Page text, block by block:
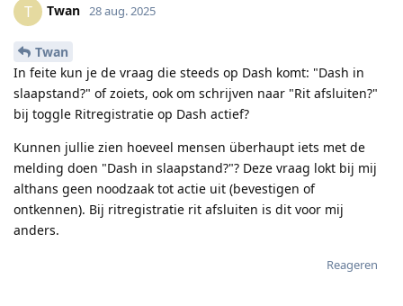
T Twan 28 aug. 2025
Twan
In feite kun je de vraag die steeds op Dash komt: "Dash in
slaapstand?" of zoiets, ook om schrijven naar "Rit afsluiten?"
bij toggle Ritregistratie op Dash actief?
Kunnen jullie zien hoeveel mensen überhaupt iets met de
melding doen "Dash in slaapstand?"? Deze vraag lokt bij mij
althans geen noodzaak tot actie uit (bevestigen of
ontkennen). Bij ritregistratie rit afsluiten is dit voor mij
anders.
Reageren